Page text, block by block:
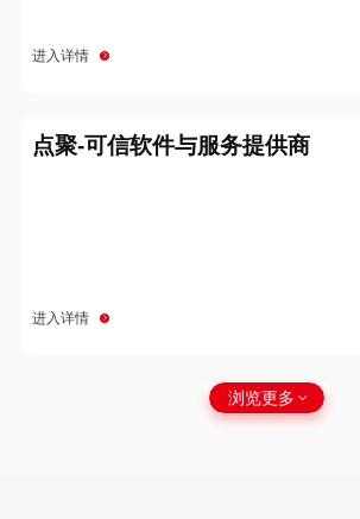
进入详情
点聚-可信软件与服务提供商
进入详情
浏览更多